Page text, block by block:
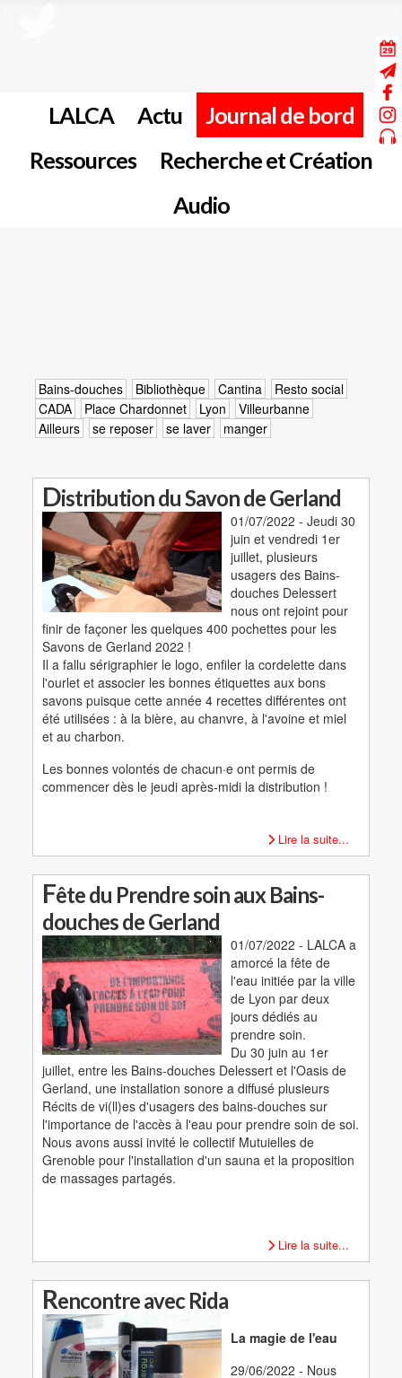
LALCA Actu
Journal de bord
Ressources
Recherche et Création
Audio
Bains-douches Bibliothèque Cantina
Resto social
CADA
Place Chardonnet Lyon
Villeurbanne
Ailleurs
se reposer se laver manger
Distribution du Savon de Gerland
01/07/2022 - Jeudi 30
juin et vendredi 1er
juillet, plusieurs
usagers des Bains-
douches Delessert
nous ont rejoint pour
finir de façoner les quelques 400 pochettes pour les
Savons de Gerland 2022 !
Il a fallu sérigraphier le logo, enfiler la cordelette dans
l'ourlet et associer les bonnes étiquettes aux bons
savons puisque cette année 4 recettes différentes ont
été utilisées : à la bière, au chanvre, à l'avoine et miel
et au charbon.
Les bonnes volontés de chacun·e ont permis de
commencer dès le jeudi après-midi la distribution !
Lire la suite...
Fête du Prendre soin aux Bains-
douches de Gerland
01/07/2022 - LALCA a
amorcé la fête de
l'eau initiée par la ville
de Lyon par deux
jours dédiés au
prendre soin.
Du 30 juin au 1er
juillet, entre les Bains-douches Delessert et l'Oasis de
Gerland, une installation sonore a diffusé plusieurs
Récits de vi(ll)es d'usagers des bains-douches sur
l'importance de l'accès à l'eau pour prendre soin de soi.
Nous avons aussi invité le collectif Mutuielles de
Grenoble pour l'installation d'un sauna et la proposition
de massages partagés.
Lire la suite...
Rencontre avec Rida
La magie de l'eau
29/06/2022 - Nous